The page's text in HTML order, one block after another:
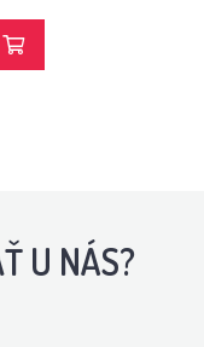
U NÁS?